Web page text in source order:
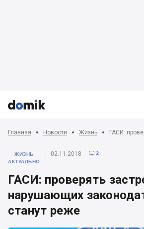



Главная Новости Жизнь
ЖИЗНЬ
АКТУАЛЬНО
02.11.2018  2
ГАСИ: проверять
нарушающих
станут реже